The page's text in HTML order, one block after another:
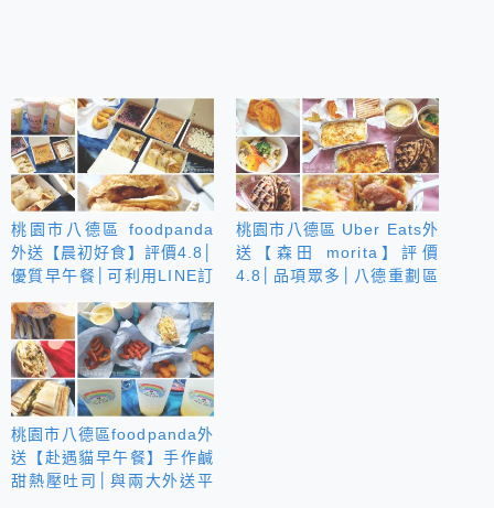
桃園市八德區 foodpanda
外送【晨初好食】評價4.8│
優質早午餐│可利用LINE訂
隔天餐點│團體訂購$1000
可提供外送服務
桃園市八德區 Uber Eats外
送【森田 morita】評價
4.8│品項眾多│八德重劃區
桃園市八德區foodpanda外
送【赴遇貓早午餐】手作鹹
甜熱壓吐司│與兩大外送平